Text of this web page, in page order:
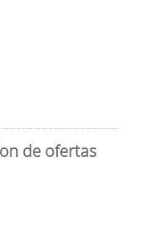
de ofertas